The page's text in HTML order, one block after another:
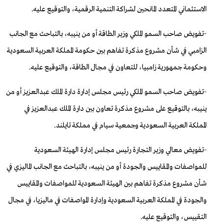
الاستئماني المتعدد المانحين لشراكة التنمية الرقمية، والتوقيع عليه.
-تفويض صاحب السمو الملكي وزير الطاقة أو من ينيبه، بالتباحث مع الجانب
الزامبي في شأن مشروع مذكرة تفاهم بين حكومة المملكة العربية السعودية
وحكومة جمهورية زامبيا، للتعاون في مجال الطاقة، والتوقيع عليه.
-تفويض صاحب السمو الملكي رئيس مجلس إدارة دارة الملك عبدالعزيز أو من
ينيبه، بالتوقيع على مشروع مذكرة تعاون بين دارة الملك عبدالعزيز في
المملكة العربية السعودية وجمعية سيام في مملكة تايلند.
-تفويض معالي وزير التجارة رئيس مجلس إدارة الهيئة السعودية
للمواصفات والمقاييس والجودة أو من ينيبه، بالتباحث مع الجانب الماليزي في
شأن مشروع مذكرة تفاهم بين الهيئة السعودية للمواصفات والمقاييس
والجودة في المملكة العربية السعودية وإدارة المواصفات في ماليزيا، في مجال
التقييس، والتوقيع عليه.